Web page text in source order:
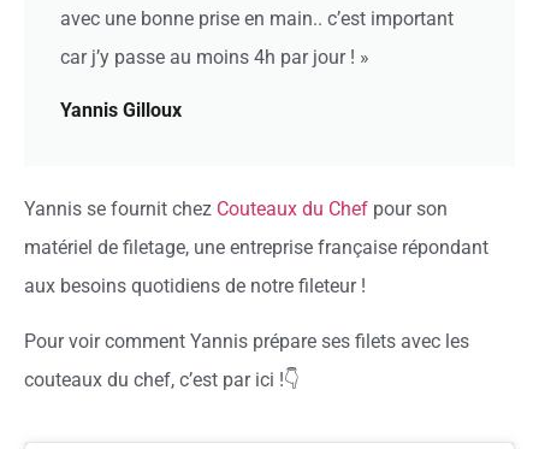
avec une bonne prise en main.. c’est important
car j’y passe au moins 4h par jour ! »
Yannis Gilloux
Yannis se fournit chez Couteaux du Chef pour son
matériel de filetage, une entreprise française répondant
aux besoins quotidiens de notre fileteur !
Pour voir comment Yannis prépare ses filets avec les
couteaux du chef, c’est par ici !👇